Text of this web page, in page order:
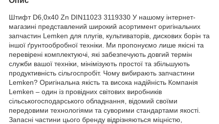
Штифт D6,0x40 Zn DIN11023 3119330 У нашому інтернет-
магазині представлений широкий асортимент оригінальних
запчастин Lemken для плугів, культиваторів, дискових борін та
іншої ґрунтообробної техніки. Ми пропонуємо лише якісні та
перевірені комплектуючі, які забезпечують довгий термін
служби вашої техніки, мінімізують простої та збільшують
продуктивність сільгоспробіт. Чому вибирають запчастини
Lemken? Оригінальна якість та висока надійність Компанія
Lemken – один із провідних світових виробників
сільськогосподарського обладнання, відомий своїми
передовими технологіями та суворими стандартами якості.
Запасні частини цього бренду відрізняються міцністю,